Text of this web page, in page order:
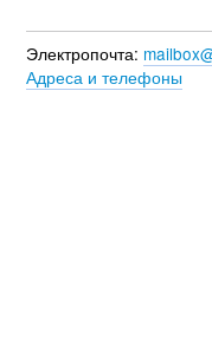
Электропочта:
Адреса и телефоны